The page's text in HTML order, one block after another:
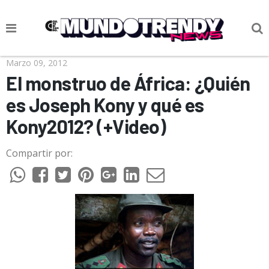
NOTICIAS
CULTURA POP
CIENCIA Y TECNOLOGÍA
VIDA
SOCIEDAD
CULTURIZANDO.COM
Marzo 09, 2012
El monstruo de África: ¿Quién
es Joseph Kony y qué es
Kony2012? (+Video)
Compartir por: